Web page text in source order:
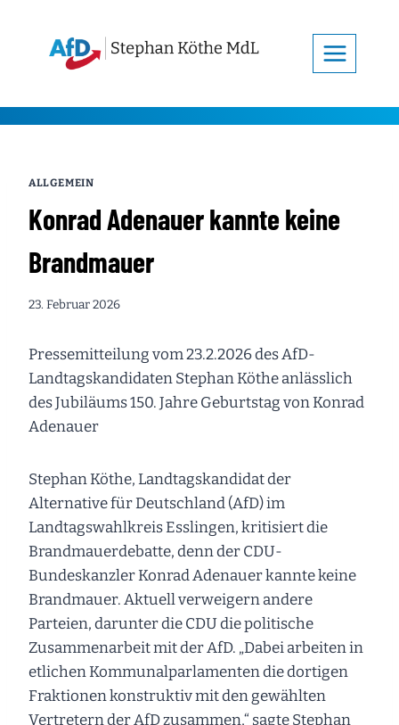
springen
ALLGEMEIN
Konrad Adenauer kannte keine
Brandmauer
23. Februar 2026
Pressemitteilung vom 23.2.2026 des AfD-
Landtagskandidaten Stephan Köthe anlässlich
des Jubiläums 150. Jahre Geburtstag von Konrad
Adenauer
Stephan Köthe, Landtagskandidat der
Alternative für Deutschland (AfD) im
Landtagswahlkreis Esslingen, kritisiert die
Brandmauerdebatte, denn der CDU-
Bundeskanzler Konrad Adenauer kannte keine
Brandmauer. Aktuell verweigern andere
Parteien, darunter die CDU die politische
Zusammenarbeit mit der AfD. „Dabei arbeiten in
etlichen Kommunalparlamenten die dortigen
Fraktionen konstruktiv mit den gewählten
Vertretern der AfD zusammen,“ sagte Stephan